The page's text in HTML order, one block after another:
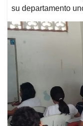
su departamento